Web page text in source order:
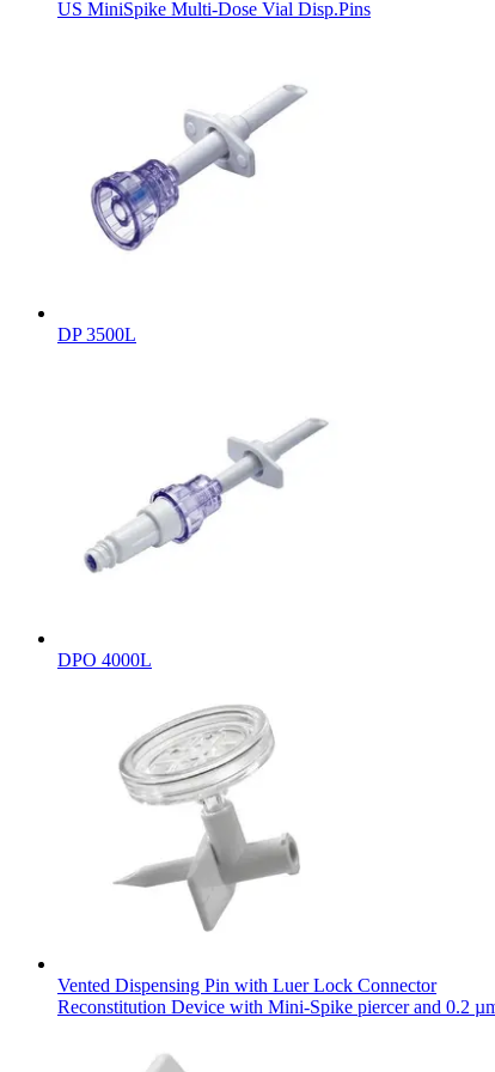
US MiniSpike Multi-Dose Vial Disp.Pins
DP 3500L
DPO 4000L
Vented Dispensing Pin with Luer Lock Connector
Reconstitution Device with Mini-Spike piercer and 0.2